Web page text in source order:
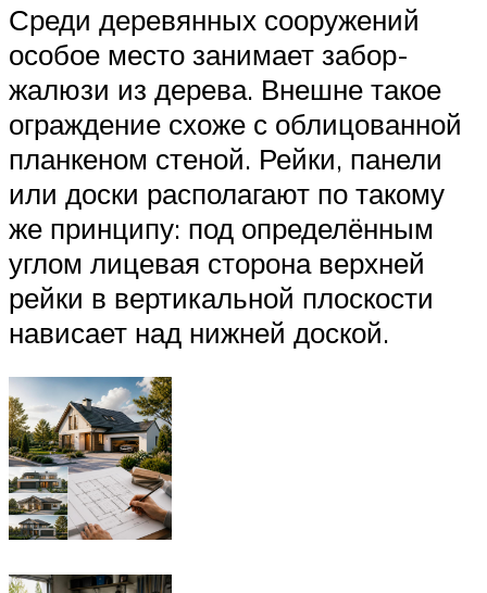
Среди деревянных сооружений
особое место занимает забор-
жалюзи из дерева. Внешне такое
ограждение схоже с облицованной
планкеном стеной. Рейки, панели
или доски располагают по такому
же принципу: под определённым
углом лицевая сторона верхней
рейки в вертикальной плоскости
нависает над нижней доской.